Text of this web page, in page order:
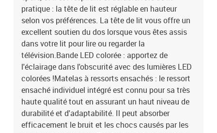
pratique : la tête de lit est réglable en hauteur
selon vos préférences. La tête de lit vous offre un
excellent soutien du dos lorsque vous êtes assis
dans votre lit pour lire ou regarder la
télévision.Bande LED colorée : apportez de
l'éclairage dans l'obscurité avec des lumières LED
colorées !Matelas à ressorts ensachés : le ressort
ensaché individuel intégré est connu pour sa très
haute qualité tout en assurant un haut niveau de
durabilité et d'adaptabilité. Il peut absorber
efficacement le bruit et les chocs causés par les